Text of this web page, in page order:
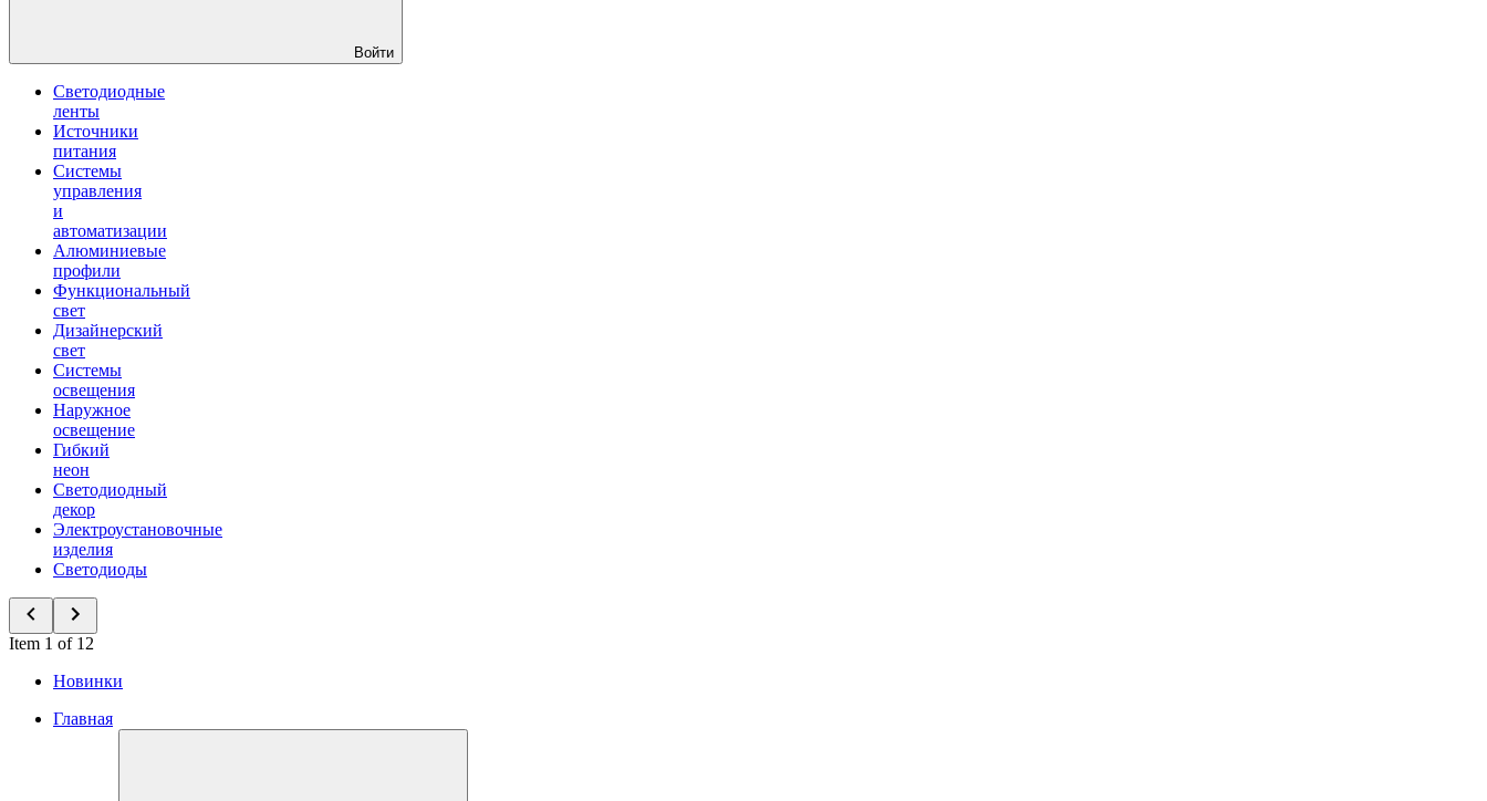
Войти
Светодиодные
ленты
Источники
питания
Системы
управления
и
автоматизации
Алюминиевые
профили
Функциональный
свет
Дизайнерский
свет
Системы
освещения
Наружное
освещение
Гибкий
неон
Светодиодный
декор
Электроустановочные
изделия
Светодиоды
Item 1 of 12
Новинки
Главная